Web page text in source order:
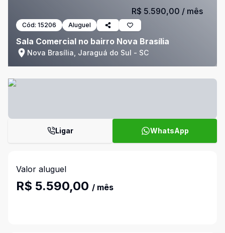
Cód: 15206 Aluguel
Sala Comercial no bairro Nova Brasília
Nova Brasília, Jaraguá do Sul - SC
R$ 5.590,00 / mês
Ligar WhatsApp
Valor aluguel
R$ 5.590,00 / mês